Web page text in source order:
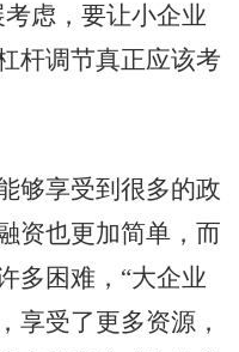
虑，要让小企业
杆调节真正应该考
享受到很多的政
资也更加简单，而
多困难，“大企业
享受了更多资源，